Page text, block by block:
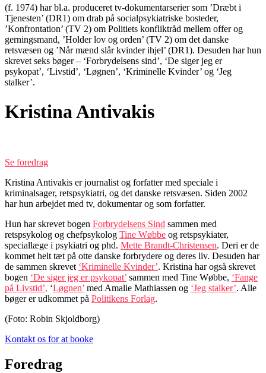
(f. 1974) har bl.a. produceret tv-dokumentarserier som ’Dræbt i
Tjenesten’ (DR1) om drab på socialpsykiatriske bosteder,
’Konfrontation’ (TV 2) om Politiets konfliktråd mellem offer og
gerningsmand, ’Holder lov og orden’ (TV 2) om det danske
retsvæsen og ’Når mænd slår kvinder ihjel’ (DR1). Desuden har hun
skrevet seks bøger – ‘Forbrydelsens sind’, ‘De siger jeg er
psykopat’, ‘Livstid’, ‘Løgnen’, ‘Kriminelle Kvinder’ og ‘Jeg
stalker’.
Kristina Antivakis
Se foredrag
Kristina Antivakis er journalist og forfatter med speciale i
kriminalsager, retspsykiatri, og det danske retsvæsen. Siden 2002
har hun arbejdet med tv, dokumentar og som forfatter.
Hun har skrevet bogen Forbrydelsens Sind sammen med
retspsykolog og chefpsykolog Tine Wøbbe og retspsykiater,
speciallæge i psykiatri og phd. Mette Brandt-Christensen. Deri er de
kommet helt tæt på otte danske forbrydere og deres liv. Desuden har
de sammen skrevet ‘Kriminelle Kvinder’. Kristina har også skrevet
bogen ‘De siger jeg er psykopat’ sammen med Tine Wøbbe, ‘Fange
på Livstid’, ‘Løgnen’ med Amalie Mathiassen og ‘Jeg stalker’. Alle
bøger er udkommet på Politikens Forlag.
(Foto: Robin Skjoldborg)
Kontakt os for at booke
Foredrag